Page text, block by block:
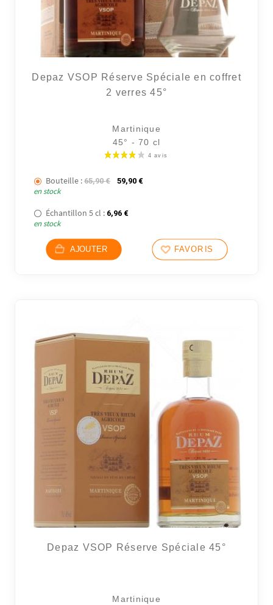
Depaz VSOP Réserve Spéciale en coffret
2 verres 45°
Martinique
45° - 70 cl
Bouteille : 65,90€ Le prix initial était : 65,90 €.
59,90 €Le prix actuel est : 59,90 €.
en stock
Échantillon 5 cl : 6,96 €
en stock
AJOUTER FAVORIS
Depaz VSOP Réserve Spéciale 45°
Martinique